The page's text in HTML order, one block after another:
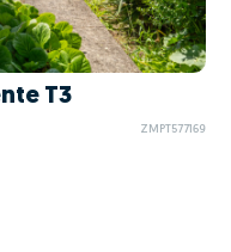
T3
ZMPT577169